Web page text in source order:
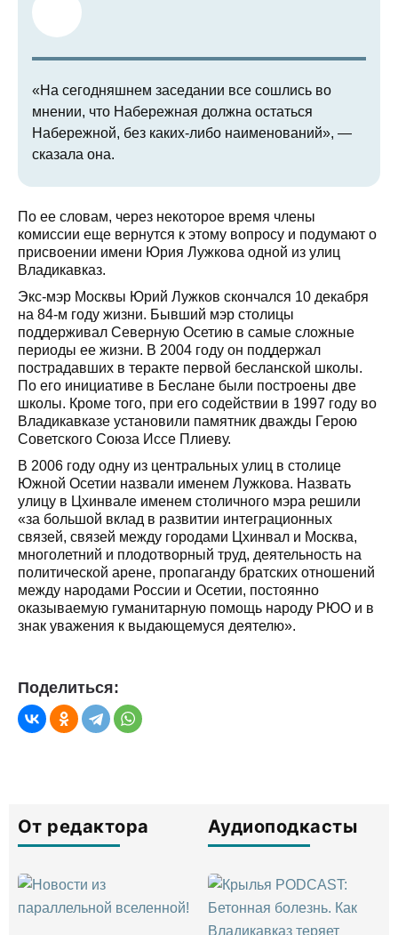
«На сегодняшнем заседании все сошлись во
мнении, что Набережная должна остаться
Набережной, без каких-либо наименований», —
сказала она.
По ее словам, через некоторое время члены
комиссии еще вернутся к этому вопросу и подумают о
присвоении имени Юрия Лужкова одной из улиц
Владикавказ.
Экс-мэр Москвы Юрий Лужков скончался 10 декабря
на 84-м году жизни. Бывший мэр столицы
поддерживал Северную Осетию в самые сложные
периоды ее жизни. В 2004 году он поддержал
пострадавших в теракте первой бесланской школы.
По его инициативе в Беслане были построены две
школы. Кроме того, при его содействии в 1997 году во
Владикавказе установили памятник дважды Герою
Советского Союза Иссе Плиеву.
В 2006 году одну из центральных улиц в столице
Южной Осетии назвали именем Лужкова. Назвать
улицу в Цхинвале именем столичного мэра решили
«за большой вклад в развитии интеграционных
связей, связей между городами Цхинвал и Москва,
многолетний и плодотворный труд, деятельность на
политической арене, пропаганду братских отношений
между народами России и Осетии, постоянно
оказываемую гуманитарную помощь народу РЮО и в
знак уважения к выдающемуся деятелю».
Поделиться:
От редактора Аудиоподкасты